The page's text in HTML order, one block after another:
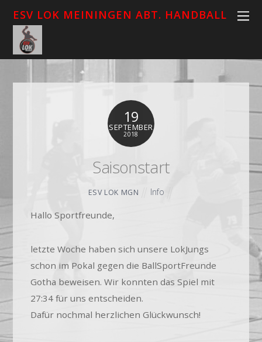
ESV LOK MEININGEN ABT. HANDBALL
19
SEPTEMBER
2018
Saisonstart
ESV LOK MGN Info
Hallo Sportfreunde,
letzte Woche haben sich unsere LokJungs
schon im Pokal gegen die BallSportFreunde
Gotha beweisen. Wir konnten das Spiel mit
27:34 für uns entscheiden.
Dafür nochmal herzlichen Glückwunsch!